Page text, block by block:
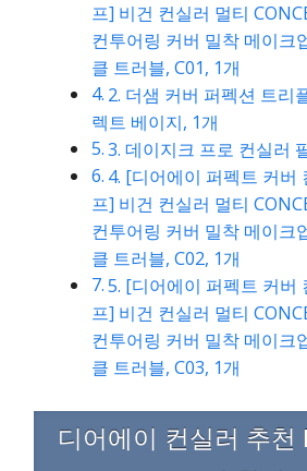
프] 비건 컨실러 멀티
컨투어링 커버 밀착 메이크
클 트러블, C01, 1개
2. 더샘 커버 퍼펙션 트리
렉트 베이지, 1개
3. 데이지크 프로 컨실러
4. [디어에이 퍼펙트 커버
프] 비건 컨실러 멀티
컨투어링 커버 밀착 메이크
클 트러블, C02, 1개
5. [디어에이 퍼펙트 커버
프] 비건 컨실러 멀티
컨투어링 커버 밀착 메이크
클 트러블, C03, 1개
디어에이 컨실러 추천